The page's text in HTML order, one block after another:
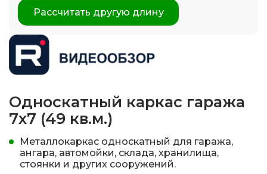
Рассчитать другую длину
Односкатный каркас гаража
7х7 (49 кв.м.)
Mеталлокаркас односкатный для гаража,
ангара, автомойки, склада, хранилища,
стоянки и других сооружений.